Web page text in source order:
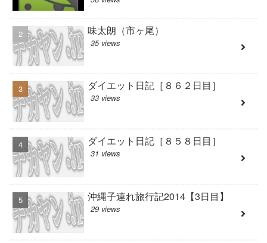
味太朗（市ヶ尾）
35 views
ダイエット日記［８６２日目］
33 views
ダイエット日記［８５８日目］
31 views
沖縄子連れ旅行記2014【3日目】
29 views